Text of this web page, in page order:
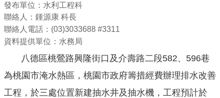
認
識
水
務
關
通
發布單位：水利工程科
聯絡人：鍾源康 科長
聯絡人電話：(03)3033688 #3311
資料提供單位：水務局
八德區桃鶯路興隆街口及介壽路二段582、596巷
為桃園市淹水熱區，桃園市政府籌措經費辦理排水改善
工程，於三處位置新建抽水井及抽水機，工程預計於